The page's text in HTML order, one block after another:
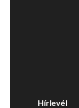
Hírlevél